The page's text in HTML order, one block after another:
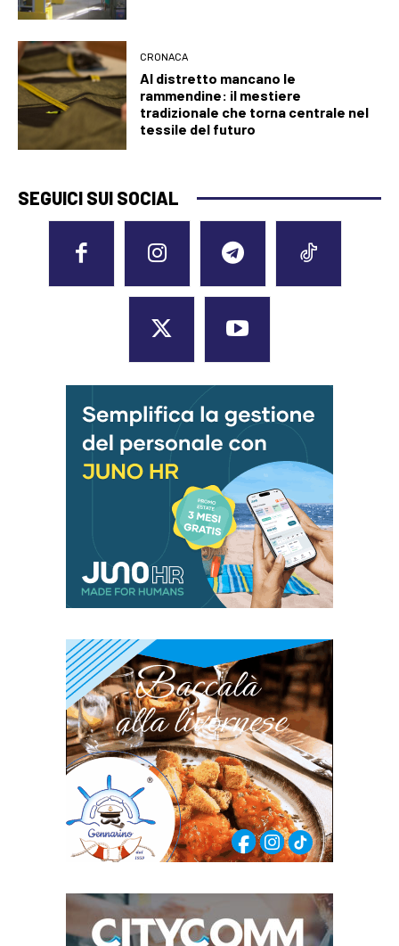
CRONACA
Al distretto mancano le
rammendine: il mestiere
tradizionale che torna centrale nel
tessile del futuro
SEGUICI SUI SOCIAL